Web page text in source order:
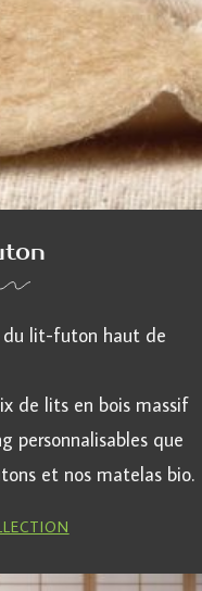
du lit-futon haut de
de lits en bois massif
personnalisables que
et nos matelas bio.